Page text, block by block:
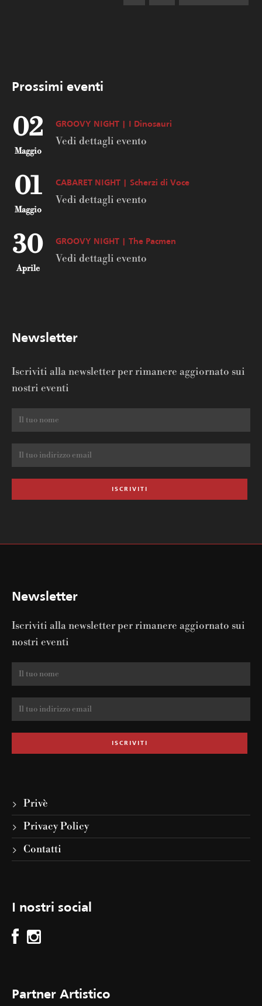
Prossimi eventi
02
Maggio
GROOVY NIGHT | I Dinosauri
Vedi dettagli evento
01
Maggio
CABARET NIGHT | Scherzi di Voce
Vedi dettagli evento
30
Aprile
GROOVY NIGHT | The Pacmen
Vedi dettagli evento
Newsletter
Iscriviti alla newsletter per rimanere aggiornato sui
nostri eventi
Newsletter
Iscriviti alla newsletter per rimanere aggiornato sui
nostri eventi
Privè
Privacy Policy
Contatti
I nostri social
Partner Artistico